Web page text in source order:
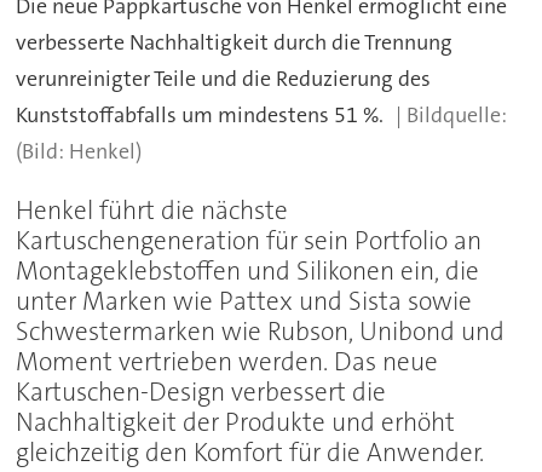
Die neue Pappkartusche von Henkel ermöglicht eine
verbesserte Nachhaltigkeit durch die Trennung
verunreinigter Teile und die Reduzierung des
Kunststoffabfalls um mindestens 51 %.
(Bild: Henkel)
Henkel führt die nächste
Kartuschengeneration für sein Portfolio an
Montageklebstoffen und Silikonen ein, die
unter Marken wie Pattex und Sista sowie
Schwestermarken wie Rubson, Unibond und
Moment vertrieben werden. Das neue
Kartuschen-Design verbessert die
Nachhaltigkeit der Produkte und erhöht
gleichzeitig den Komfort für die Anwender.